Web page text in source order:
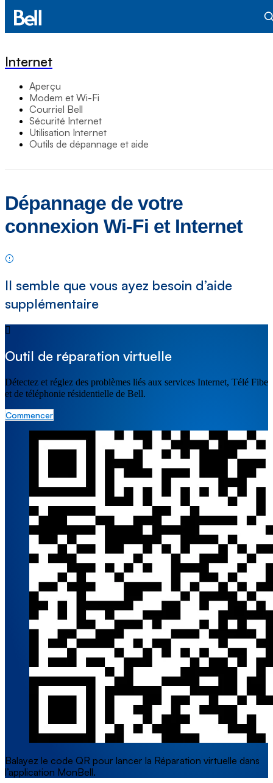
Internet
Aperçu
Modem et Wi-Fi
Courriel Bell
Sécurité Internet
Utilisation Internet
Outils de dépannage et aide
Dépannage de votre
connexion Wi-Fi et Internet
Il semble que vous ayez besoin d’aide
supplémentaire
Outil de réparation virtuelle
Détectez et réglez des problèmes liés aux services Internet, Télé Fibe
et de téléphonie résidentielle de Bell.
Commencer
Balayez le code QR pour lancer la Réparation virtuelle dans
l’application MonBell.